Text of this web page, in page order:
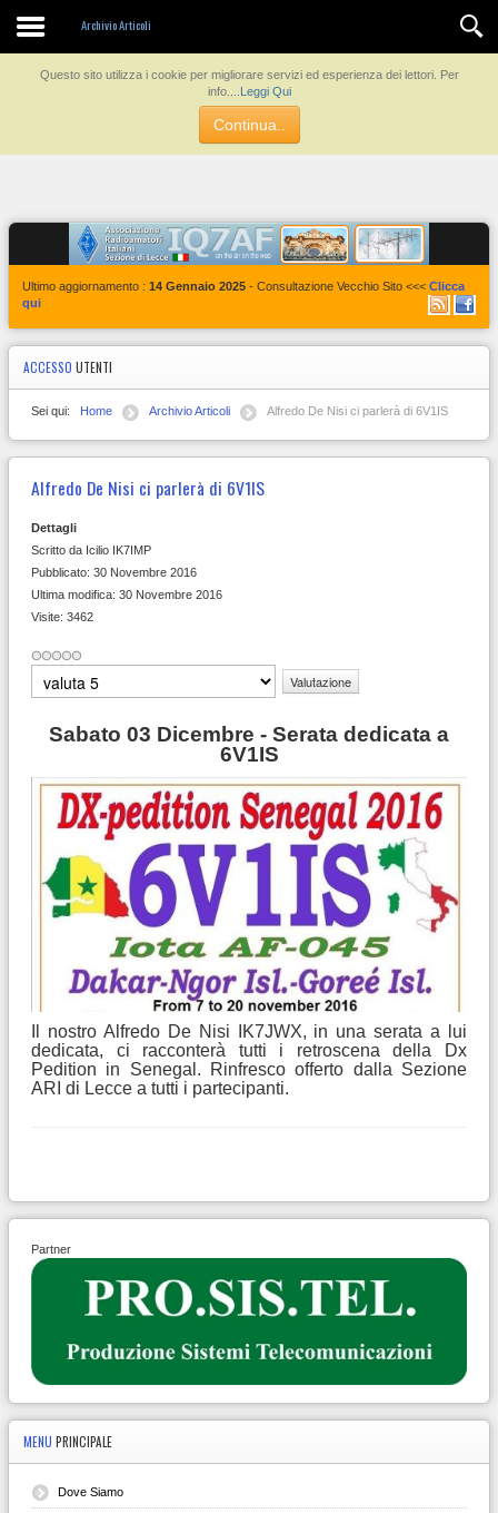
Questo sito utilizza i cookie per migliorare servizi ed esperienza dei lettori. Per
info....
Leggi Qui
Continua..
Archivio Articoli
Ultimo aggiornamento : 14 Gennaio 2025 - Consultazione Vecchio Sito <<< Clicca
qui
ACCESSO UTENTI
Sei qui: Home Archivio Articoli Alfredo De Nisi ci parlerà di 6V1IS
Alfredo De Nisi ci parlerà di 6V1IS
Dettagli
Scritto da Icilio IK7IMP
Pubblicato: 30 Novembre 2016
Ultima modifica: 30 Novembre 2016
Visite: 3462
Valuta
Sabato 03 Dicembre - Serata dedicata a
6V1IS
Il nostro Alfredo De Nisi IK7JWX, in una serata a lui
dedicata, ci racconterà tutti i retroscena della Dx
Pedition in Senegal. Rinfresco offerto dalla Sezione
ARI di Lecce a tutti i partecipanti.
Partner
MENU PRINCIPALE
Dove Siamo